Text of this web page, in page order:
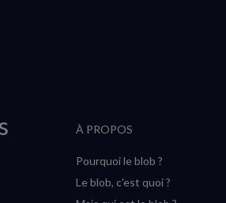
À PROPOS
Pourquoi le blob ?
Le blob, c'est quoi ?